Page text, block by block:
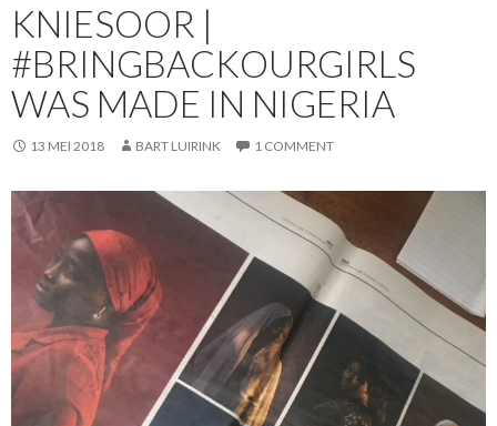
KNIESOOR |
#BRINGBACKOURGIRLS
WAS MADE IN NIGERIA
13 MEI 2018 BART LUIRINK 1 COMMENT